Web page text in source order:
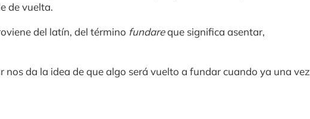
de vuelta.
del latín, del término fundareque significa asentar,
nos da la idea de que algo será vuelto a fundar cuando ya una vez